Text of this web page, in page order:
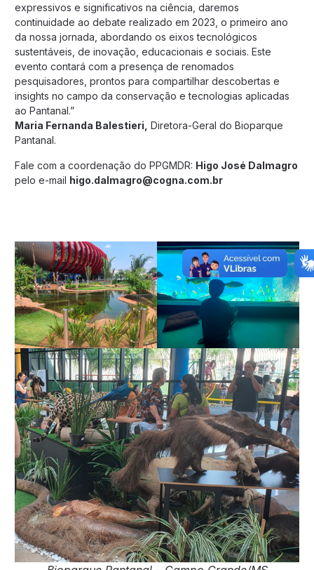
expressivos e significativos na ciência, daremos
continuidade ao debate realizado em 2023, o primeiro ano
da nossa jornada, abordando os eixos tecnológicos
sustentáveis, de inovação, educacionais e sociais. Este
evento contará com a presença de renomados
pesquisadores, prontos para compartilhar descobertas e
insights no campo da conservação e tecnologias aplicadas
ao Pantanal.”
Maria Fernanda Balestieri, Diretora-Geral do Bioparque
Pantanal.
Fale com a coordenação do PPGMDR: Higo José Dalmagro
pelo e-mail higo.dalmagro@cogna.com.br